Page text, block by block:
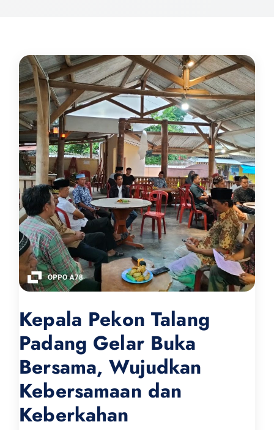
Kepala Pekon Talang
Padang Gelar Buka
Bersama, Wujudkan
Kebersamaan dan
Keberkahan